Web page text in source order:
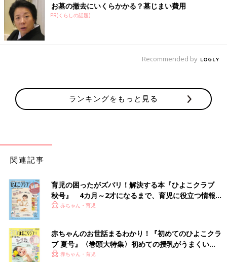
をゲットしたんだそう。4,990円→2,990円とお買い得だったんだ
ールも厚みがあって歩きやすそうですよね。
シューズの紐もかわいい！「ランニングスニーカ
ー」
お墓の撤去にいくらかかる？墓じまい費用
PR(くらしの話題)
Recommended by
ランキングをもっと見る
関連記事
育児の困ったがズバリ！解決する本『ひよこクラブ
秋号』 4カ月～2才になるまで、育児に役立つ情報が
いっぱい！
赤ちゃん・育児
赤ちゃんのお世話まるわかり！『初めてのひよこクラ
ブ 夏号』〈巻頭大特集〉初めての授乳がうまくい
く！ おっぱい・ミルクの基本と夏のトラブル 解決テ
赤ちゃん・育児